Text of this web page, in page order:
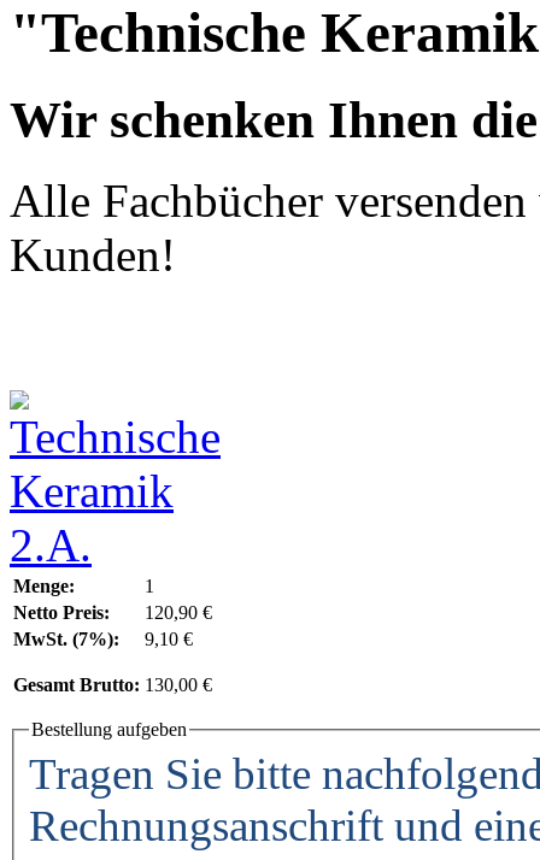
"Technische
Wir schenken Ihnen
Alle Fachbücher
Kunden!
Menge:
1
Netto Preis:
120,90 €
MwSt. (7%):
9,10 €
Gesamt Brutto: 130,00 €
Bestellung aufgeben
Tragen Sie bitte
Rechnungsanschrift und